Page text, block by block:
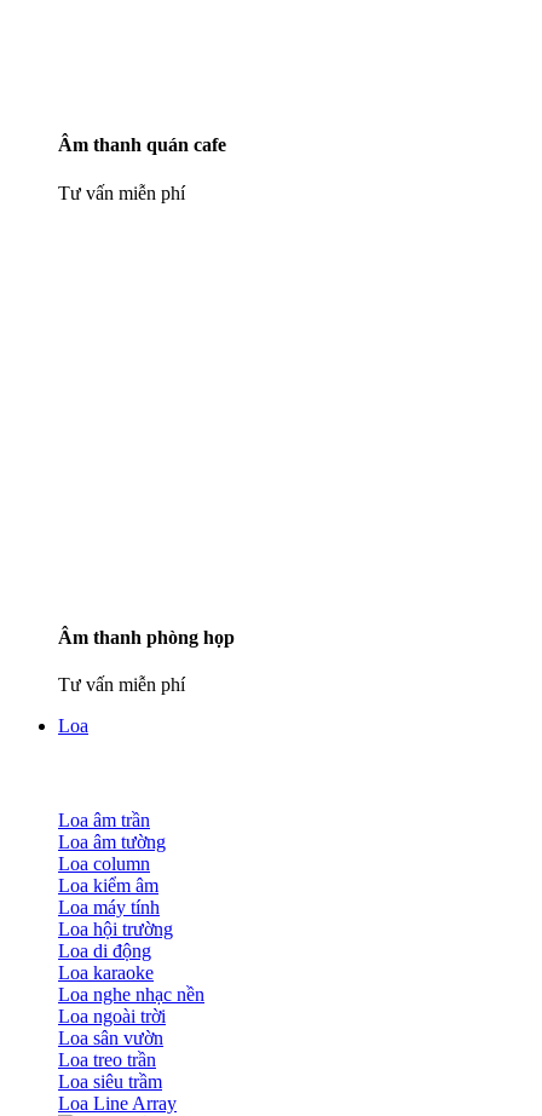
Âm thanh quán cafe
Tư vấn miễn phí
Âm thanh phòng họp
Tư vấn miễn phí
Loa
Loa âm trần
Loa âm tường
Loa column
Loa kiểm âm
Loa máy tính
Loa hội trường
Loa di động
Loa karaoke
Loa nghe nhạc nền
Loa ngoài trời
Loa sân vườn
Loa treo trần
Loa siêu trầm
Loa Line Array